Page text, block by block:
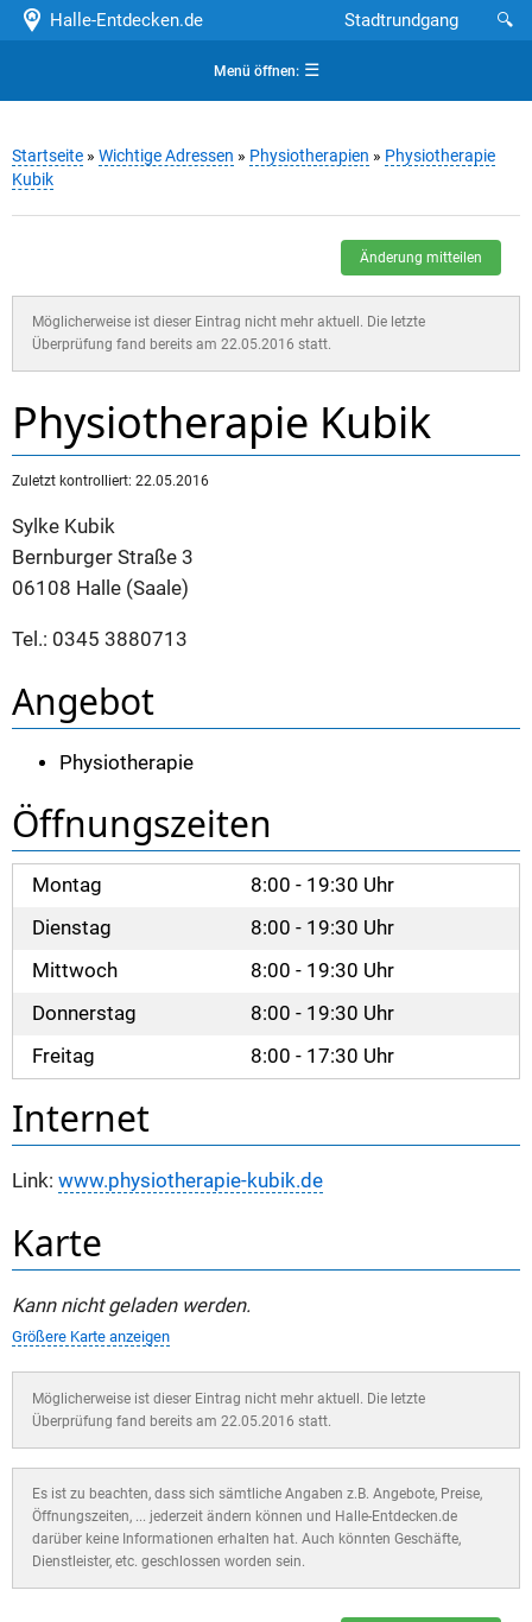
Halle-Entdecken.de 🔍
Stadtrundgang
Menü öffnen:☰
Startseite » Wichtige Adressen » Physiotherapien » Physiotherapie
Kubik
Änderung mitteilen
Möglicherweise ist dieser Eintrag nicht mehr aktuell. Die letzte
Überprüfung fand bereits am 22.05.2016 statt.
Physiotherapie Kubik
Zuletzt kontrolliert: 22.05.2016
Sylke Kubik
Bernburger Straße 3
06108 Halle (Saale)
Tel.: 0345 3880713
Angebot
Physiotherapie
Öffnungszeiten
Montag
8:00 - 19:30 Uhr
Dienstag
8:00 - 19:30 Uhr
Mittwoch
8:00 - 19:30 Uhr
Donnerstag
8:00 - 19:30 Uhr
Freitag
8:00 - 17:30 Uhr
Internet
Link: www.physiotherapie-kubik.de
Karte
Kann nicht geladen werden.
Größere Karte anzeigen
Möglicherweise ist dieser Eintrag nicht mehr aktuell. Die letzte
Überprüfung fand bereits am 22.05.2016 statt.
Es ist zu beachten, dass sich sämtliche Angaben z.B. Angebote, Preise,
Öffnungszeiten, ... jederzeit ändern können und Halle-Entdecken.de
darüber keine Informationen erhalten hat. Auch könnten Geschäfte,
Dienstleister, etc. geschlossen worden sein.